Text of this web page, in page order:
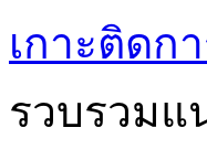
เกาะติดก
รวบรวมแ